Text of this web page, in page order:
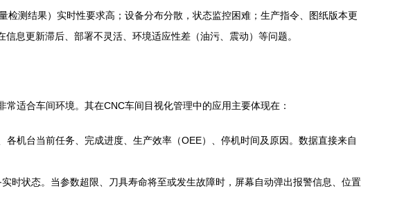
测结果）实时性要求高；设备分布分散，状态监控困难；生产指令、图纸版本更
息更新滞后、部署不灵活、环境适应性差（油污、震动）等问题。
适合车间环境。其在CNC车间目视化管理中的应用主要体现在：
机台当前任务、完成进度、生产效率（OEE）、停机时间及原因。数据直接来自
时状态。当参数超限、刀具寿命将至或发生故障时，屏幕自动弹出报警信息、位置